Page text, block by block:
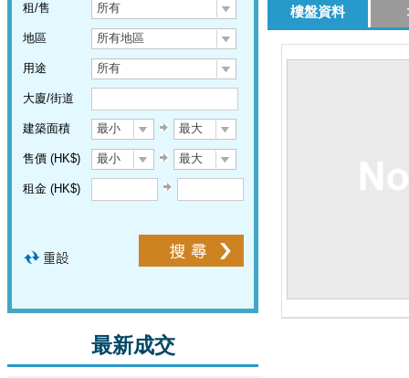
租/售 所有
地區 所有地區
用途 所有
大廈/街道
建築面積 最小 最大
售價 (HK$) 最小 最大
租金 (HK$)
最新成交
樓盤資料